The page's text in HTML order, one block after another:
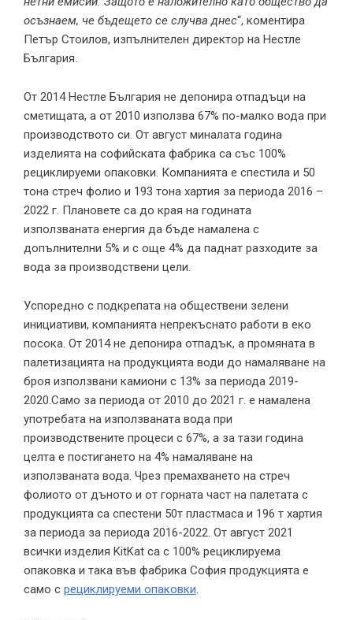
осъзнаем, че бъдещето се случва днес“, коментира
Петър Стоилов, изпълнителен директор на Нестле
България.
От 2014 Нестле България не депонира отпадъци на
сметищата, а от 2010 използва 67% по-малко вода при
производството си. От август миналата година
изделията на софийската фабрика са със 100%
рециклируеми опаковки. Компанията е спестила и 50
тона стреч фолио и 193 тона хартия за периода 2016 –
2022 г. Плановете са до края на годината
използваната енергия да бъде намалена с
допълнителни 5% и с още 4% да паднат разходите за
вода за производствени цели.
Успоредно с подкрепата на обществени зелени
инициативи, компанията непрекъснато работи в еко
посока. От 2014 не депонира отпадък, а промяната в
палетизацията на продукцията води до намаляване на
броя използвани камиони с 13% за периода 2019-
2020.Само за периода от 2010 до 2021 г. е намалена
употребата на използваната вода при
производствените процеси с 67%, а за тази година
целта е постигането на 4% намаляване на
използваната вода. Чрез премахването на стреч
фолиото от дъното и от горната част на палетата с
продукцията са спестени 50т пластмаса и 196 т хартия
за периода за периода 2016-2022. От август 2021
всички изделия KitKat са с 100% рециклируема
опаковка и така във фабрика София продукцията е
само с рециклируеми опаковки.